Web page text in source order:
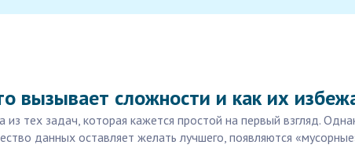
вызывает сложности и как их
тех задач, которая кажется простой на первый взгляд.
данных оставляет желать лучшего, появляются